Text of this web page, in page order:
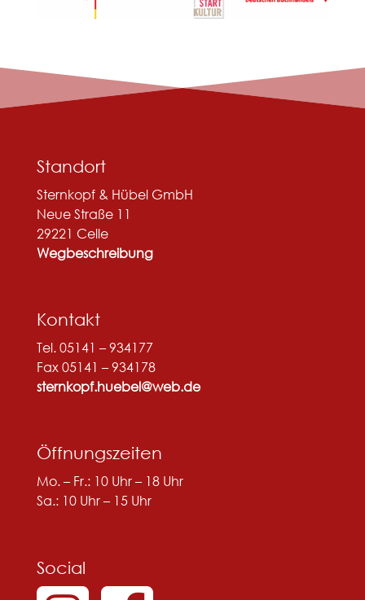
Standort
Sternkopf & Hübel GmbH
Neue Straße 11
29221 Celle
Wegbeschreibung
Kontakt
Tel. 05141 – 934177
Fax 05141 – 934178
sternkopf.huebel@web.de
Öffnungszeiten
Mo. – Fr.: 10 Uhr – 18 Uhr
Sa.: 10 Uhr – 15 Uhr
Social